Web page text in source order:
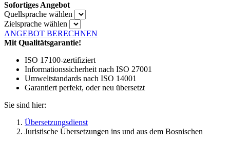
Sofortiges Angebot
Quellsprache wählen
Zielsprache wählen
ANGEBOT BERECHNEN
Mit Qualitätsgarantie!
ISO 17100-zertifiziert
Informationssicherheit nach ISO 27001
Umweltstandards nach ISO 14001
Garantiert perfekt, oder neu übersetzt
Sie sind hier:
Übersetzungsdienst
Juristische Übersetzungen ins und aus dem Bosnischen